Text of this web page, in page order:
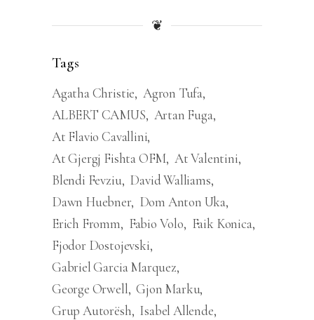
❦
Tags
Agatha Christie Agron Tufa
ALBERT CAMUS Artan Fuga
At Flavio Cavallini
At Gjergj Fishta OFM At Valentini
Blendi Fevziu David Walliams
Dawn Huebner Dom Anton Uka
Erich Fromm
Fabio Volo
Faik Konica
Fjodor Dostojevski
Gabriel Garcia Marquez
George Orwell Gjon Marku
Grup Autorësh Isabel Allende